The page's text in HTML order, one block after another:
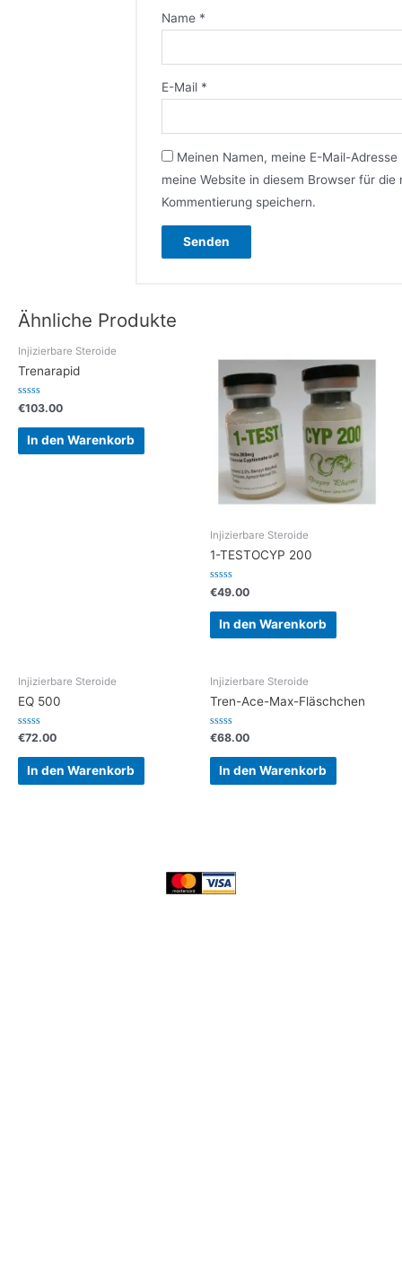
Name *
E-Mail *
Meinen Namen, meine E-Mail-Adresse
meine Website in diesem Browser für die
Kommentierung speichern.
Ähnliche Produkte
Injizierbare Steroide
Trenarapid
Bewertet
mit
0
von
€103.00
In den Warenkorb
Injizierbare Steroide
1-TESTOCYP 200
Bewertet
mit
0
von
€49.00
In den Warenkorb
Injizierbare Steroide
EQ 500
Bewertet
0
von
€72.00
In den Warenkorb
Injizierbare Steroide
Tren-Ace-Max-Fläschchen
Bewertet
0
von
€68.00
In den Warenkorb